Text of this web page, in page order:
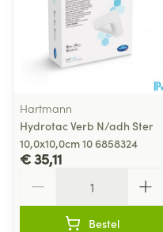
Hartmann
Hydrotac Verb N/adh Ster
10,0x10,0cm 10 6858324
€ 35,11
Bestel